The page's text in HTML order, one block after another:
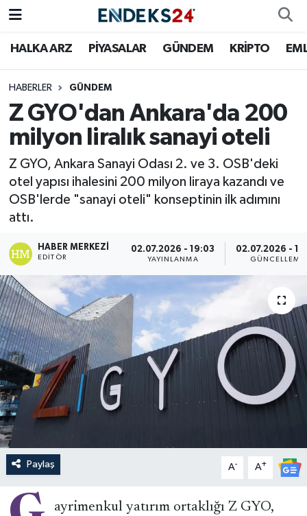
HALKA ARZ PİYASALAR GÜNDEM KRİPTO
HABERLER GÜNDEM
Z GYO'dan Ankara'da 200
milyon liralık sanayi oteli
Z GYO, Ankara Sanayi Odası 2. ve 3. OSB'deki
otel yapısı ihalesini 200 milyon liraya kazandı ve
OSB'lerde "sanayi oteli" konseptinin ilk adımını
attı.
HABER MERKEZI
EDITÖR
02.07.2026 - 19:03
YAYINLANMA
02.07.2026 -
GÜNCELLEME
Paylaş A- A+
ayrimenkul yatırım ortaklığı Z GYO,
EMLAK
ENERJİ
GÜNDEM
HALKA ARZ
KRİPTO
PİYASALAR
SAVUNMA
Nöbetçi Eczaneler
Hava Durumu
Trafik Durumu
Süper Lig Puan Durumu ve Fikstür
Tüm Manşetler
Haber Arşivi